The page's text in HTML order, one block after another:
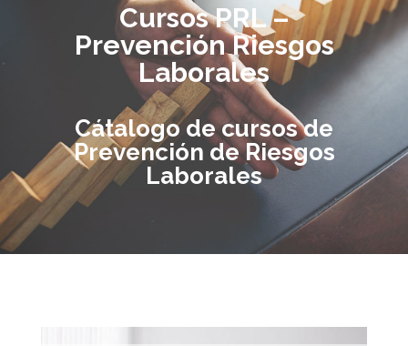
Cursos PRL –
Prevención Riesgos
Laborales
Cátalogo de cursos de
Prevención de Riesgos
Laborales